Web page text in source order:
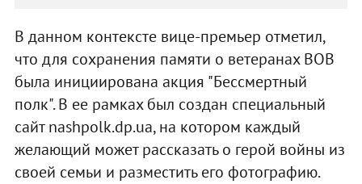
В данном контексте вице-премьер отметил,
что для сохранения памяти о ветеранах ВОВ
была инициирована акция "Бессмертный
полк". В ее рамках был создан специальный
сайт nashpolk.dp.ua, на котором каждый
желающий может рассказать о герой войны из
своей семьи и разместить его фотографию.